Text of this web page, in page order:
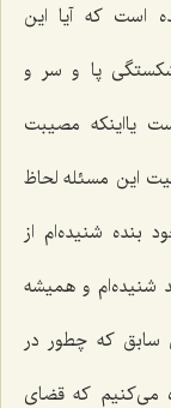
است که آیا این
پا و سر و
یااینکه مصیبت
این مسئله لحاظ
شنیده‌ام از
شنیده‌ام و همیشه
سابق که چطور در
مى‌کنیم که قضاى